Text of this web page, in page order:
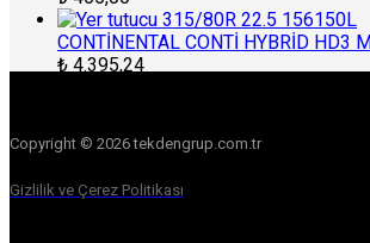
315/80R 22.5 156150L
CONTİNENTAL CONTİ HYBRİD HD3
₺ 4.395,24
Copyright © 2026 tekdengrup.com.tr
Gizlilik ve Çerez Politikası